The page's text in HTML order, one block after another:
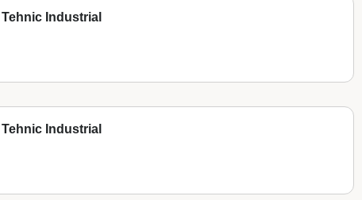
Industrial
Industrial